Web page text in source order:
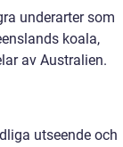
underarter som
koala,
av Australien.
utseende och